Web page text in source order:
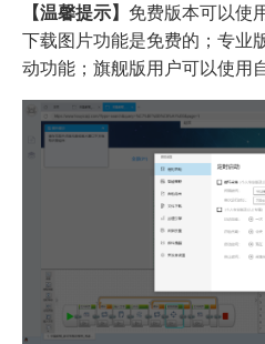
【温馨提示】 免费版本可以使
下载图片功能是免费的；专业
动功能；旗舰版用户可以使用